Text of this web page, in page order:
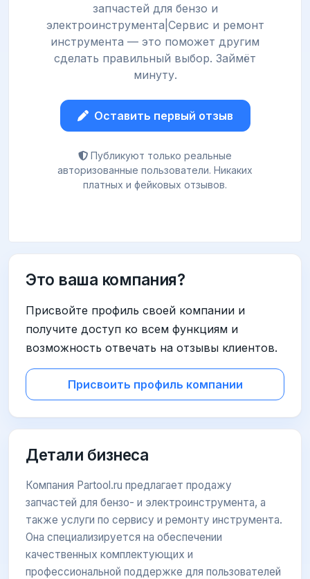
запчастей для бензо и
электроинструмента|Сервис и ремонт
инструмента — это поможет другим
сделать правильный выбор. Займёт
минуту.
Оставить первый отзыв
Публикуют только реальные
авторизованные пользователи. Никаких
платных и фейковых отзывов.
Это ваша компания?
Присвойте профиль своей компании и
получите доступ ко всем функциям и
возможность отвечать на отзывы клиентов.
Присвоить профиль компании
Детали бизнеса
Компания Partool.ru предлагает продажу
запчастей для бензо- и электроинструмента, а
также услуги по сервису и ремонту инструмента.
Она специализируется на обеспечении
качественных комплектующих и
профессиональной поддержке для пользователей